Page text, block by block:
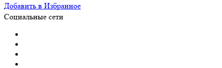
Добавить в Избранное
Социальные сети